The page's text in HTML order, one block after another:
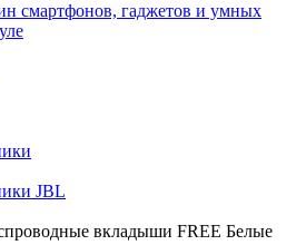
смартфонов, гаджетов и умных
JBL
вкладыши FREE Белые